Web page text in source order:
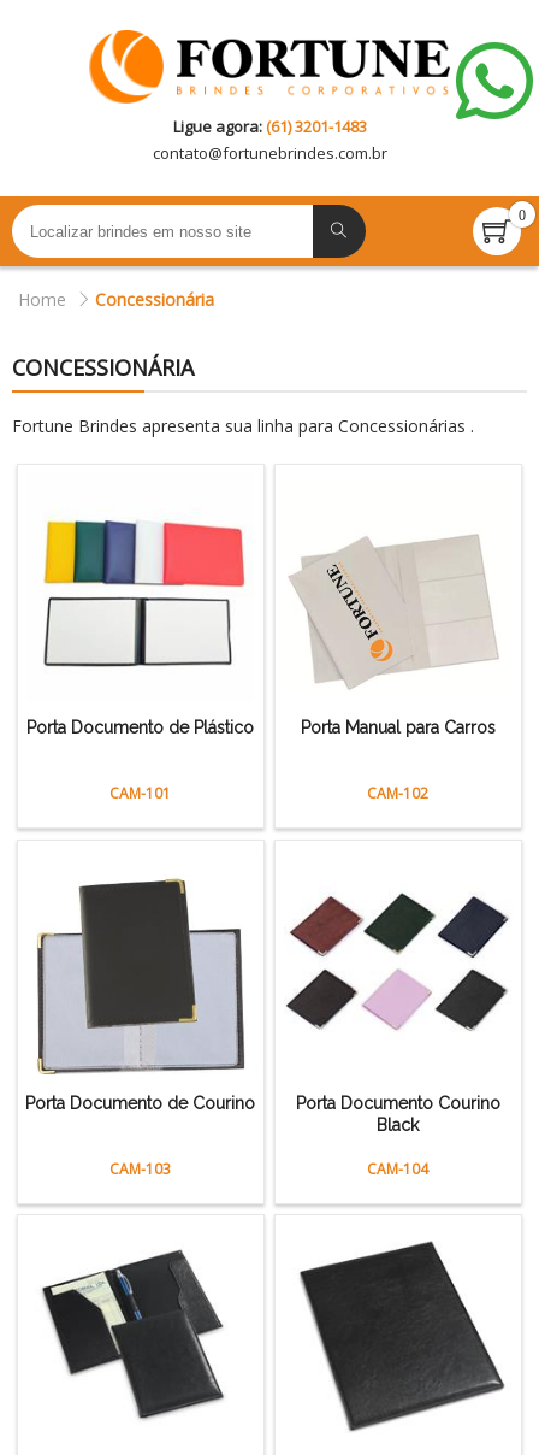
Ligue agora:(61) 3201-1483
contato@fortunebrindes.com.br
0
Home Concessionária
CONCESSIONÁRIA
Fortune Brindes apresenta sua linha para Concessionárias .
Porta Documento de Plástico
CAM-101
Porta Manual para Carros
CAM-102
Porta Documento de Courino
CAM-103
Porta Documento Courino
Black
CAM-104